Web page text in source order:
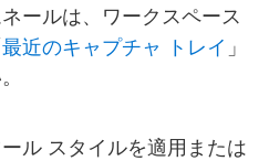
ールは、ワークスペース
最近のキャプチャ トレイ 」
ル スタイルを適用または